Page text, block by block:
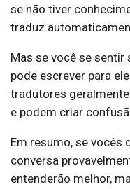
se não tiver
traduz
Mas se você se
pode escrever para
tradutores
e podem criar
Em resumo, se vocês
conversa
entenderão melhor,